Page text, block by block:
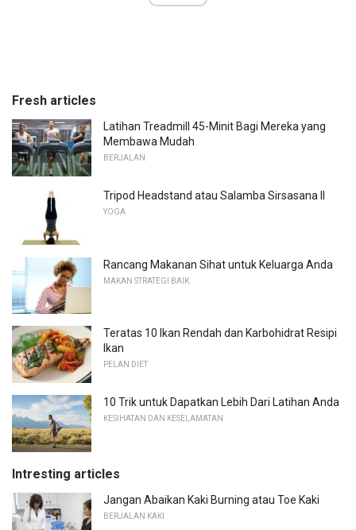
Fresh articles
Latihan Treadmill 45-Minit Bagi Mereka yang
Membawa Mudah
BERJALAN
Tripod Headstand atau Salamba Sirsasana II
YOGA
Rancang Makanan Sihat untuk Keluarga Anda
MAKAN STRATEGI BAIK
Teratas 10 Ikan Rendah dan Karbohidrat Resipi
Ikan
PELAN DIET
10 Trik untuk Dapatkan Lebih Dari Latihan Anda
KESIHATAN DAN KESELAMATAN
Intresting articles
Jangan Abaikan Kaki Burning atau Toe Kaki
BERJALAN KAKI